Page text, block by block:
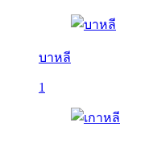
บาหลี
1